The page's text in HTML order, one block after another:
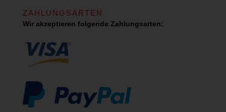
ZAHLUNGSARTEN
Wir akzeptieren folgende Zahlungsarten: